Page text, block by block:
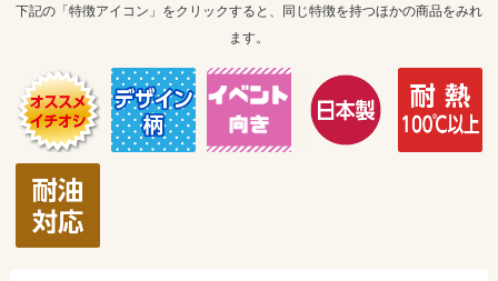
下記の「特徴アイコン」をクリックすると、同じ特徴を持つほかの商品をみれ
ます。